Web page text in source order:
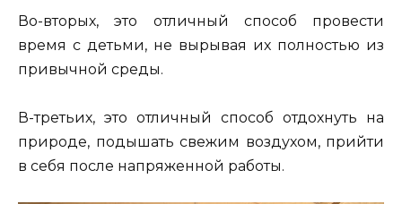
Во-вторых, это отличный способ провести
время с детьми, не вырывая их полностью из
привычной среды.
В-третьих, это отличный способ отдохнуть на
природе, подышать свежим воздухом, прийти
в себя после напряженной работы.